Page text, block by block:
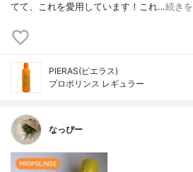
てて、これを愛用しています！これ…続き
PIERAS(ピエラス)
プロポリンス レギュラー
なっぴー